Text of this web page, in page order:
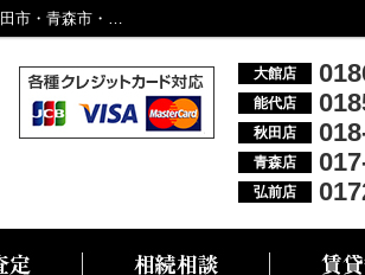
第１ガーデンハイツ／大館市・能代市・秋田市・青森市・弘前市の不動産情報なら株式会社リブエス
大館店
能代店
秋田店
青森店
弘前店